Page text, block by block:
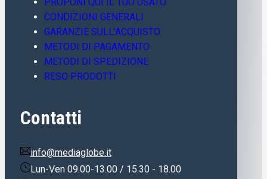
CONDIZIONI GENERALI
GARANZIE SULL’ACQUISTO
METODI DI PAGAMENTO
METODI DI SPEDIZIONE
RESO PRODOTTI
Contatti
info@mediaglobe.it
Lun-Ven 09.00-13.00 / 15.30 - 18.00